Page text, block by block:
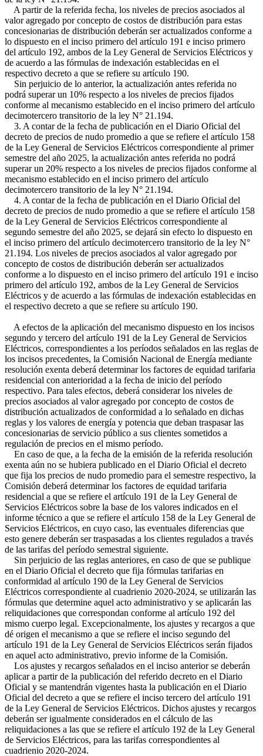
A partir de la referida fecha, los niveles de precios asociados al
valor agregado por concepto de costos de distribución para estas
concesionarias de distribución deberán ser actualizados conforme a
lo dispuesto en el inciso primero del artículo 191 e inciso primero
del artículo 192, ambos de la Ley General de Servicios Eléctricos y
de acuerdo a las fórmulas de indexación establecidas en el
respectivo decreto a que se refiere su artículo 190.
Sin perjuicio de lo anterior, la actualización antes referida no
podrá superar un 10% respecto a los niveles de precios fijados
conforme al mecanismo establecido en el inciso primero del artículo
decimotercero transitorio de la ley N° 21.194.
3. A contar de la fecha de publicación en el Diario Oficial del
decreto de precios de nudo promedio a que se refiere el artículo 158
de la Ley General de Servicios Eléctricos correspondiente al primer
semestre del año 2025, la actualización antes referida no podrá
superar un 20% respecto a los niveles de precios fijados conforme al
mecanismo establecido en el inciso primero del artículo
decimotercero transitorio de la ley N° 21.194.
4. A contar de la fecha de publicación en el Diario Oficial del
decreto de precios de nudo promedio a que se refiere el artículo 158
de la Ley General de Servicios Eléctricos correspondiente al
segundo semestre del año 2025, se dejará sin efecto lo dispuesto en
el inciso primero del artículo decimotercero transitorio de la ley N°
21.194. Los niveles de precios asociados al valor agregado por
concepto de costos de distribución deberán ser actualizados
conforme a lo dispuesto en el inciso primero del artículo 191 e inciso
primero del artículo 192, ambos de la Ley General de Servicios
Eléctricos y de acuerdo a las fórmulas de indexación establecidas en
el respectivo decreto a que se refiere su artículo 190.
A efectos de la aplicación del mecanismo dispuesto en los incisos
segundo y tercero del artículo 191 de la Ley General de Servicios
Eléctricos, correspondientes a los períodos señalados en las reglas de
los incisos precedentes, la Comisión Nacional de Energía mediante
resolución exenta deberá determinar los factores de equidad tarifaria
residencial con anterioridad a la fecha de inicio del período
respectivo. Para tales efectos, deberá considerar los niveles de
precios asociados al valor agregado por concepto de costos de
distribución actualizados de conformidad a lo señalado en dichas
reglas y los valores de energía y potencia que deban traspasar las
concesionarias de servicio público a sus clientes sometidos a
regulación de precios en el mismo período.
En caso de que, a la fecha de la emisión de la referida resolución
exenta aún no se hubiera publicado en el Diario Oficial el decreto
que fija los precios de nudo promedio para el semestre respectivo, la
Comisión deberá determinar los factores de equidad tarifaria
residencial a que se refiere el artículo 191 de la Ley General de
Servicios Eléctricos sobre la base de los valores indicados en el
informe técnico a que se refiere el artículo 158 de la Ley General de
Servicios Eléctricos, en cuyo caso, las eventuales diferencias que
esto genere deberán ser traspasadas a los clientes regulados a través
de las tarifas del período semestral siguiente.
Sin perjuicio de las reglas anteriores, en caso de que se publique
en el Diario Oficial el decreto que fija fórmulas tarifarias en
conformidad al artículo 190 de la Ley General de Servicios
Eléctricos correspondiente al cuadrienio 2020-2024, se utilizarán las
fórmulas que determine aquel acto administrativo y se aplicarán las
reliquidaciones que correspondan conforme al artículo 192 del
mismo cuerpo legal. Excepcionalmente, los ajustes y recargos a que
dé origen el mecanismo a que se refiere el inciso segundo del
artículo 191 de la Ley General de Servicios Eléctricos serán fijados
en aquel acto administrativo, previo informe de la Comisión.
Los ajustes y recargos señalados en el inciso anterior se deberán
aplicar a partir de la publicación del referido decreto en el Diario
Oficial y se mantendrán vigentes hasta la publicación en el Diario
Oficial del decreto a que se refiere el inciso tercero del artículo 191
de la Ley General de Servicios Eléctricos. Dichos ajustes y recargos
deberán ser igualmente considerados en el cálculo de las
reliquidaciones a las que se refiere el artículo 192 de la Ley General
de Servicios Eléctricos, para las tarifas correspondientes al
cuadrienio 2020-2024.